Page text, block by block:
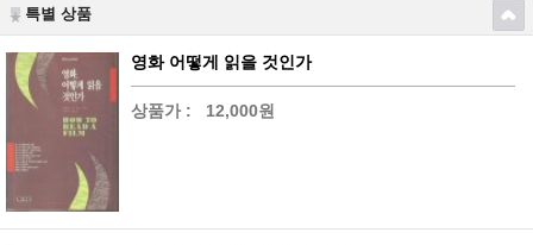
특별 상품
영화 어떻게 읽을 것인가
상품가 : 12,000원